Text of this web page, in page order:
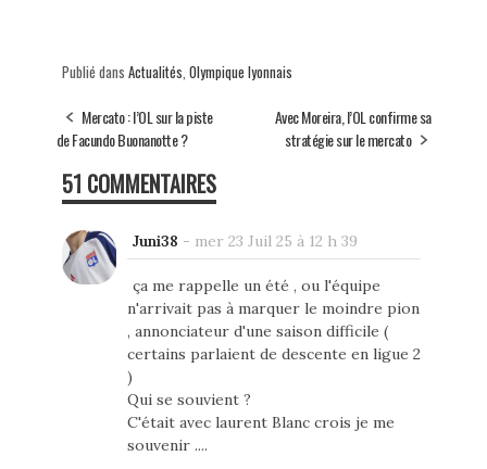
Publié dans Actualités, Olympique lyonnais
Mercato : l’OL sur la piste
de Facundo Buonanotte ?
Avec Moreira, l’OL confirme sa
stratégie sur le mercato
51 COMMENTAIRES
Juni38 - mer 23 Juil 25 à 12 h 39
ça me rappelle un été , ou l'équipe
n'arrivait pas à marquer le moindre pion
, annonciateur d'une saison difficile (
certains parlaient de descente en ligue 2
)
Qui se souvient ?
C'était avec laurent Blanc crois je me
souvenir ....